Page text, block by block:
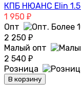
КПБ НЮАНС Elin 1.5
1 950 ₽
Опт
2 250 ₽
Малый опт
2 540 ₽
Розница
В корзину